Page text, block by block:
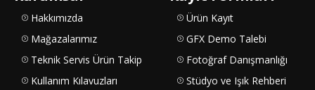
Hakkımızda
Mağazalarımız
Teknik Servis Ürün Takip
Kullanım Kılavuzları
Ürün Kayıt
GFX Demo Talebi
Fotoğraf Danışmanlığı
Stüdyo ve Işık Rehberi